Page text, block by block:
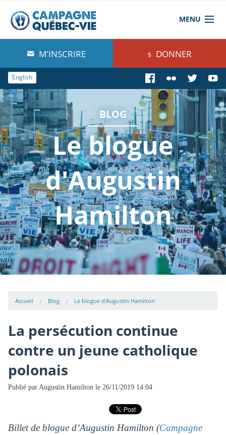
MENU
À propos de nous
Blog
Comprendre
Agir
Boutique
M'INSCRIRE DONNER
English
BLOG
Le blogue
d'Augustin
Hamilton
Accueil Blog Le blogue d'Augustin Hamilton
La persécution continue
contre un jeune catholique
polonais
Publié par Augustin Hamiltonle 26/11/2019 14:04
Billet de blogue d’Augustin Hamilton (Campagne